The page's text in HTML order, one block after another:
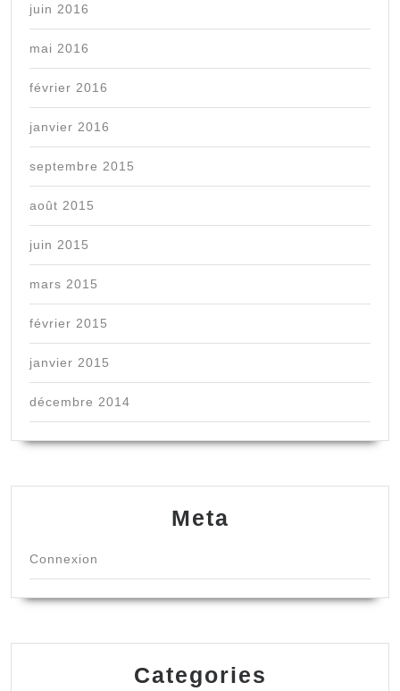
juin 2016
mai 2016
février 2016
janvier 2016
septembre 2015
août 2015
juin 2015
mars 2015
février 2015
janvier 2015
décembre 2014
Meta
Connexion
Categories